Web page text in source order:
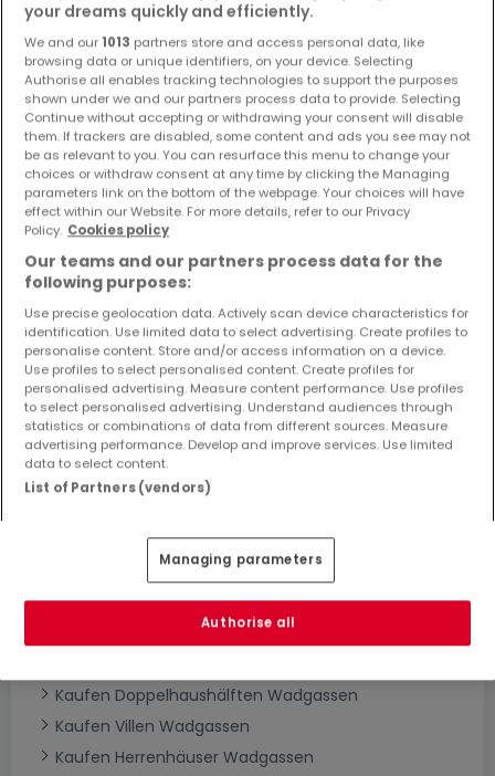
Objekte und Preissenkungen direkt in Ihrem
Posteingang zu erhalten!
Suchauftrag
Reihenhäuser kaufen in der Nähe
Kaufen Reihenhäuser in Saarlouis
Kaufen Reihenhäuser in Saarbrücken
Kaufen Reihenhäuser in St. Ingbert
Kaufen Reihenhäuser in Großrosseln
Kaufen Reihenhäuser in Merzig
Bitte ändern Sie Ihre Suche und versuchen Sie
es erneut
Häuser kaufen in Wadgassen - nach Typ
Kaufen Häuser Wadgassen
Kaufen Doppelhaushälften Wadgassen
Kaufen Villen Wadgassen
Kaufen Herrenhäuser Wadgassen
your dreams quickly and efficiently.
We and our 1013 partners store and access personal data, like
browsing data or unique identifiers, on your device. Selecting
Authorise all enables tracking technologies to support the purposes
shown under we and our partners process data to provide. Selecting
Continue without accepting or withdrawing your consent will disable
them. If trackers are disabled, some content and ads you see may not
be as relevant to you. You can resurface this menu to change your
choices or withdraw consent at any time by clicking the Managing
parameters link on the bottom of the webpage. Your choices will have
effect within our Website. For more details, refer to our Privacy
Policy. Cookies policy
Our teams and our partners process data for the
following purposes:
Use precise geolocation data. Actively scan device characteristics for
identification. Use limited data to select advertising. Create profiles to
personalise content. Store and/or access information on a device.
Use profiles to select personalised content. Create profiles for
personalised advertising. Measure content performance. Use profiles
to select personalised advertising. Understand audiences through
statistics or combinations of data from different sources. Measure
advertising performance. Develop and improve services. Use limited
data to select content.
List of Partners (vendors)
Managing parameters
Authorise all